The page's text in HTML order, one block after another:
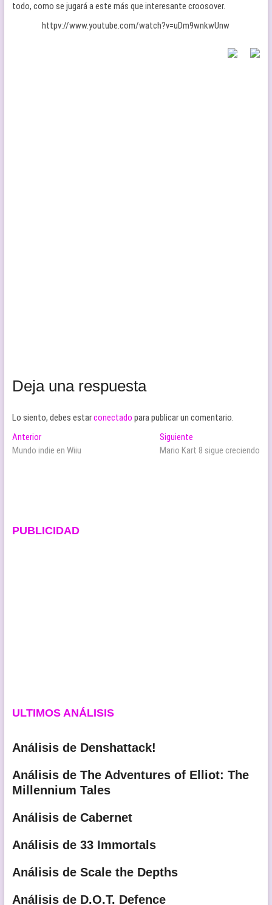
todo, como se jugará a este más que interesante croosover.
httpv://www.youtube.com/watch?v=uDm9wnkwUnw
Deja una respuesta
Lo siento, debes estarconectado para publicar un comentario.
Navegación
de
AnteriorEntrada
anterior:
Mundo indie en Wiiu
Siguiente
siguiente:
Mario Kart 8 sigue creciendo
PUBLICIDAD
ULTIMOS ANÁLISIS
Análisis de Denshattack!
Análisis de The Adventures of Elliot: The
Millennium Tales
Análisis de Cabernet
Análisis de 33 Immortals
Análisis de Scale the Depths
Análisis de D.O.T. Defence